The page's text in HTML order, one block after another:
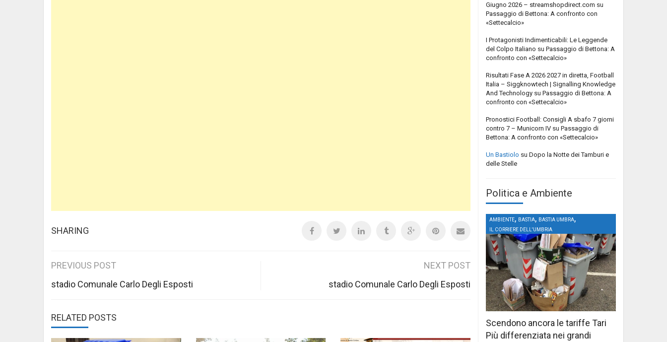
SHARING
Post
navigation
PREVIOUS POST
stadio Comunale Carlo Degli Esposti
NEXT POST
stadio Comunale Carlo Degli Esposti
RELATED POSTS
Giugno 2026 – streamshopdirect.com su
Passaggio di Bettona: A confronto con
«Settecalcio»
I Protagonisti Indimenticabili: Le Leggende
del Colpo Italiano su Passaggio di Bettona: A
confronto con «Settecalcio»
Risultati Fase A 2026 2027 in diretta, Football
Italia – Siggknowtech | Signalling Knowledge
And Technology su Passaggio di Bettona: A
confronto con «Settecalcio»
Pronostici Football: Consigli A sbafo 7 giorni
contro 7 – Municorn IV su Passaggio di
Bettona: A confronto con «Settecalcio»
Un Bastiolo su Dopo la Notte dei Tamburi e
delle Stelle
Politica e Ambiente
AMBIENTE, BASTIA, BASTIA UMBRA,
IL CORRIERE DELL'UMBRIA
Scendono ancora le tariffe Tari
Più differenziata nei grandi